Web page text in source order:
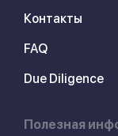
Контакты
FAQ
Due Diligence
Полезная